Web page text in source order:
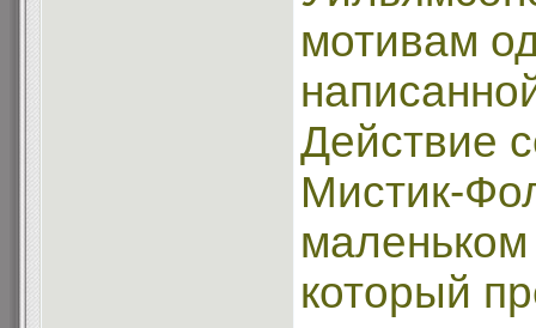
мотивам
Действие
Мистик-
который